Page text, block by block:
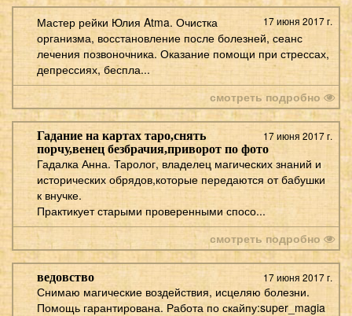
17 июня 2017 г.
Мастер рейки Юлия Atma. Очистка
организма, восстановление после болезней, сеанс
лечения позвоночника. Оказание помощи при стрессах,
депрессиях, беспла...
смотреть подробно
17 июня 2017 г.
Гадание на картах таро,снять
порчу,венец безбрачия,приворот по фото
Гадалка Анна. Таролог, владелец магических знаний и
исторических обрядов,которые передаются от бабушки
к внучке.
Практикует старыми проверенными спосо...
смотреть подробно
17 июня 2017 г.
ведовство
Снимаю магические воздействия, исцеляю болезни.
Помощь гарантирована. Работа по скайпу:super_magia